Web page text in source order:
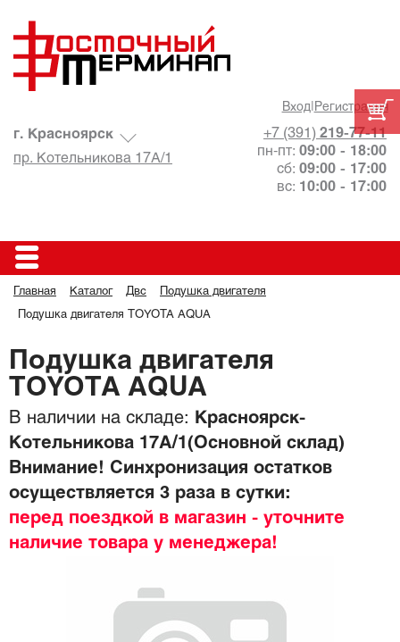
Вход| Регистрация
+7 (391) 219-77-11
пн-пт: 09:00 - 18:00
сб: 09:00 - 17:00
вс: 10:00 - 17:00
г. Красноярск
пр. Котельникова 17А/1
Главная Каталог Двс Подушка двигателя
Подушка двигателя TOYOTA AQUA
Подушка двигателя
TOYOTA AQUA
В наличии на складе:
Красноярск-
Котельникова 17А/1(Основной склад)
Внимание! Синхронизация остатков
осуществляется 3 раза в сутки:
перед поездкой в магазин - уточните
наличие товара у менеджера!